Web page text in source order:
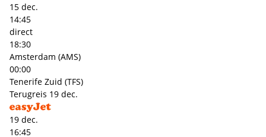
15 dec.
14:45
direct
18:30
Amsterdam (AMS)
00:00
Tenerife Zuid (TFS)
Terugreis 19 dec.
19 dec.
16:45